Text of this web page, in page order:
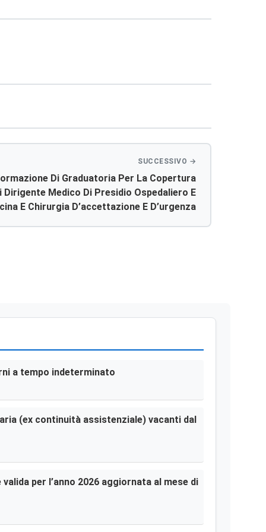
Di Graduatoria Per La Copertura
Dirigente Medico Di Presidio Ospedaliero E
E Chirurgia D’accettazione E D’urgenza
a tempo indeterminato
(ex continuità assistenziale) vacanti dal
per l’anno 2026 aggiornata al mese di